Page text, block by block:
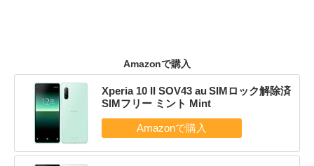
Amazonで購入
Xperia 10 II SOV43 au SIMロック解除済
SIMフリー ミント Mint